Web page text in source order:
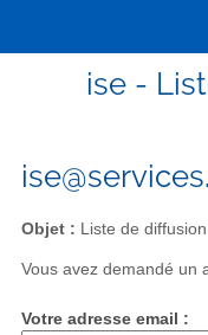
ise -
Objet : Liste de
Vous avez demandé un
Votre adresse email :